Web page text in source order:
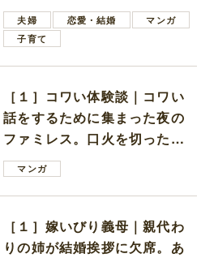
ない男子学生
夫婦 恋愛・結婚
マンガ
子育て
［１］コワい体験談｜コワい
話をするために集まった夜の
ファミレス。口火を切ったの
は電車好きの男の子ママ
マンガ
［１］嫁いびり義母｜親代わ
りの姉が結婚挨拶に欠席。あ